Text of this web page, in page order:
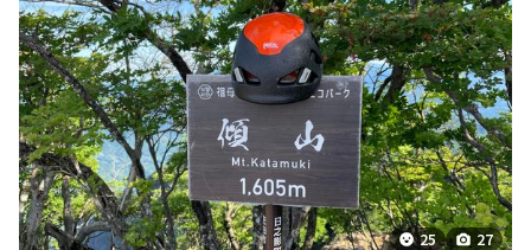
25
27